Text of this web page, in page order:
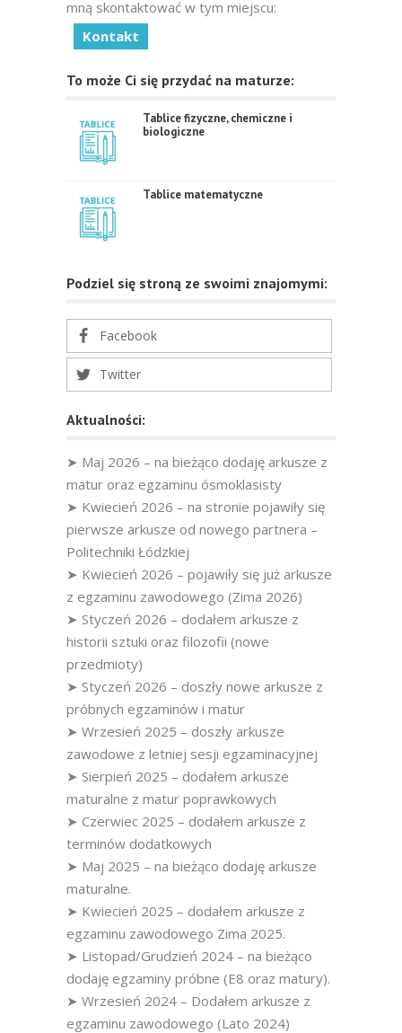
mną skontaktować w tym miejscu:
Kontakt
To może Ci się przydać na maturze:
Tablice fizyczne, chemiczne i
biologiczne
Tablice matematyczne
Podziel się stroną ze swoimi znajomymi:
Facebook
Twitter
Aktualności:
➤ Maj 2026 – na bieżąco dodaję arkusze z
matur oraz egzaminu ósmoklasisty
➤ Kwiecień 2026 – na stronie pojawiły się
pierwsze arkusze od nowego partnera –
Politechniki Łódzkiej
➤ Kwiecień 2026 – pojawiły się już arkusze
z egzaminu zawodowego (Zima 2026)
➤ Styczeń 2026 – dodałem arkusze z
historii sztuki oraz filozofii (nowe
przedmioty)
➤ Styczeń 2026 – doszły nowe arkusze z
próbnych egzaminów i matur
➤ Wrzesień 2025 – doszły arkusze
zawodowe z letniej sesji egzaminacyjnej
➤ Sierpień 2025 – dodałem arkusze
maturalne z matur poprawkowych
➤ Czerwiec 2025 – dodałem arkusze z
terminów dodatkowych
➤ Maj 2025 – na bieżąco dodaję arkusze
maturalne.
➤ Kwiecień 2025 – dodałem arkusze z
egzaminu zawodowego Zima 2025.
➤ Listopad/Grudzień 2024 – na bieżąco
dodaję egzaminy próbne (E8 oraz matury).
➤ Wrzesień 2024 – Dodałem arkusze z
egzaminu zawodowego (Lato 2024)